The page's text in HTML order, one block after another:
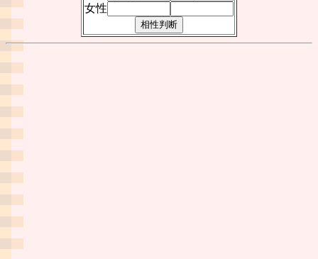
女性